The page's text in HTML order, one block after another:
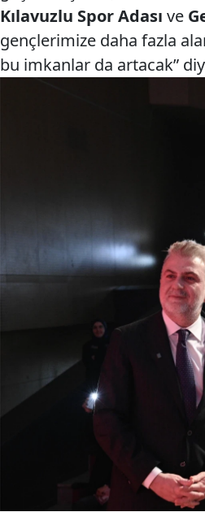
Kılavuzlu Spor Adası ve
gençlerimize daha fazla
bu imkanlar da artacak”